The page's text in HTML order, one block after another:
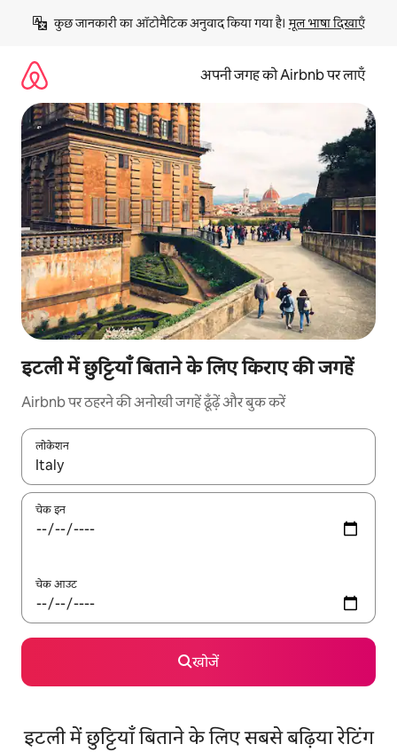
छोड़कर
कॉन्टेंट
कुछ जानकारी का ऑटोमैटिक अनुवाद किया गया है। मूल भाषा दिखाएँ
अपनी जगह को Airbnb पर लाएँ
इटली में छुट्टियाँ बिताने के लिए किराए की जगहें
Airbnb पर ठहरने की अनोखी जगहें ढूँढ़ें और बुक करें
लोकेशन
नतीजों के उपलब्ध होने पर, अप और डाउन 'ऐरो की' का इस्तेमाल करके नेविगेट
चेक इन
चेक आउट
खोजें
इटली में छुट्टियाँ बिताने के लिए सबसे बढ़िया रेटिंग